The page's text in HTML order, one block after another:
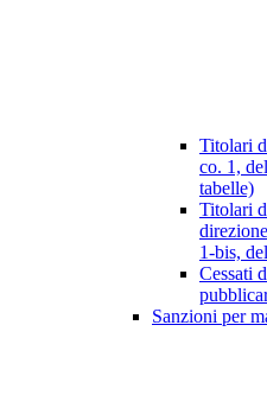
Titolari
co. 1,
tabelle)
Titolari
1-bis,
Cessati
Sanzioni per